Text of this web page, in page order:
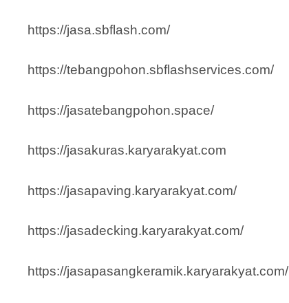
https://jasa.sbflash.com/
https://tebangpohon.sbflashservices.com/
https://jasatebangpohon.space/
https://jasakuras.karyarakyat.com
https://jasapaving.karyarakyat.com/
https://jasadecking.karyarakyat.com/
https://jasapasangkeramik.karyarakyat.com/